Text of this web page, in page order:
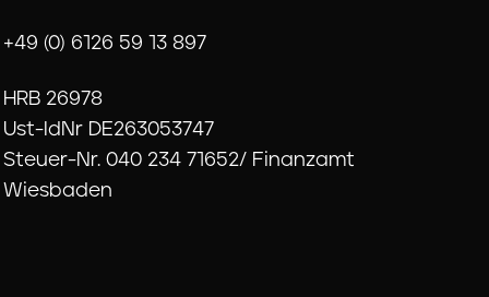
+49 (0) 6126 59 13 897
HRB 26978
Ust-IdNr DE263053747
Steuer-Nr. 040 234 71652/ Finanzamt
Wiesbaden